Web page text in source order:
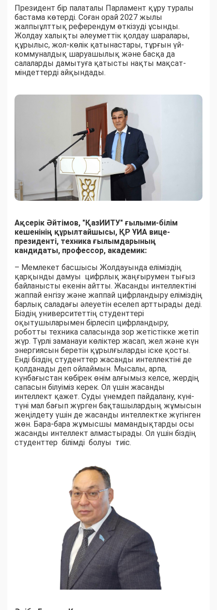
Президент бір палаталы Парламент құру туралы
бастама көтерді. Соған орай 2027 жылы
жалпыұлттық референдум өткізуді ұсынды.
Жолдау халықты әлеуметтік қолдау шаралары,
құрылыс, жол-көлік қатынастары, тұрғын үй-
коммуналдық шаруашылық және басқа да
салаларды дамытуға қатысты нақты мақсат-
міндеттерді айқындады.
Ақсерік Әйтімов, "ҚазИИТУ" ғылыми-білім
кешенінің құрылтайшысы, ҚР ҰИА вице-
президенті, техника ғылымдарының
кандидаты, профессор, академик:
– Мемлекет басшысы Жолдауында еліміздің
қарқынды дамуы цифрлық жаңғырумен тығыз
байланысты екенін айтты. Жасанды интеллектіні
жаппай енгізу және жаппай цифрландыру еліміздің
барлық саладағы әлеуетін еселеп арттырады деді.
Біздің университеттің студенттері
оқытушыларымен бірлесіп цифрландыру,
роботты техника саласында зор жетістікке жетіп
жүр. Түрлі заманауи көліктер жасап, жел және күн
энергиясын беретін құрылғыларды іске қосты.
Енді біздің студенттер жасанды интеллектіні де
қолданады деп ойлаймын. Мысалы, арпа,
күнбағыстан көбірек өнім алғымыз келсе, жердің
сапасын білуіміз керек. Ол үшін жасанды
интеллект қажет. Суды үнемдеп пайдалану, күні-
түні мал бағып жүрген бақташылардың жұмысын
жеңілдету үшін де жасанды интеллектке жүгінген
жөн. Бара-бара жұмысшы мамандықтарды осы
жасанды интеллект алмастырады. Ол үшін біздің
студенттер білімді болуы тиіс.